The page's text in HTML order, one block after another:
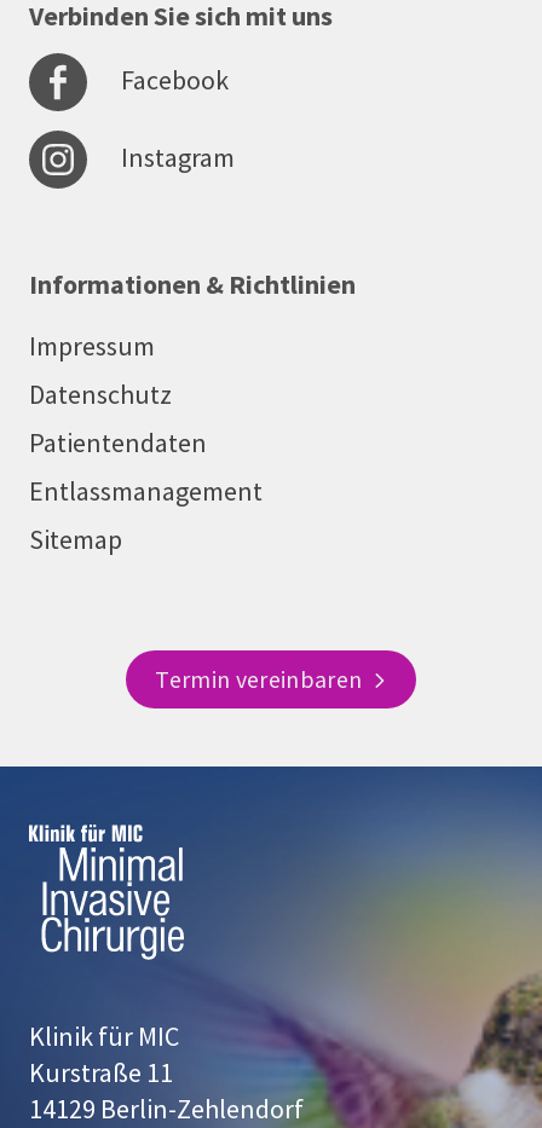
Verbinden Sie sich mit uns
Facebook
Instagram
Informationen & Richtlinien
Impressum
Datenschutz
Patientendaten
Entlassmanagement
Sitemap
Termin vereinbaren
Klinik für MIC
Kurstraße 11
14129 Berlin-Zehlendorf